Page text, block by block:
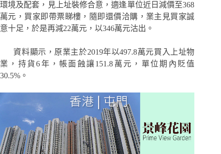
環境及配套，見上址裝修合意，適逢單位近日減價至368
萬元，買家即帶票睇樓，隨即還價洽購，業主見買家誠
意十足，於是再減22萬元，以346萬元沽出。
資料顯示，原業主於2019年以497.8萬元買入上址物
業，持貨6年，帳面蝕讓151.8萬元，單位期內貶值
30.5%。